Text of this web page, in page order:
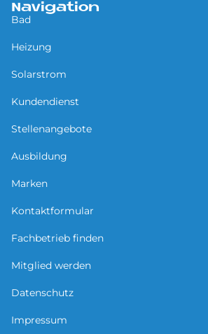
Navigation
Bad
Heizung
Solarstrom
Kundendienst
Stellenangebote
Ausbildung
Marken
Kontaktformular
Fachbetrieb finden
Mitglied werden
Datenschutz
Impressum